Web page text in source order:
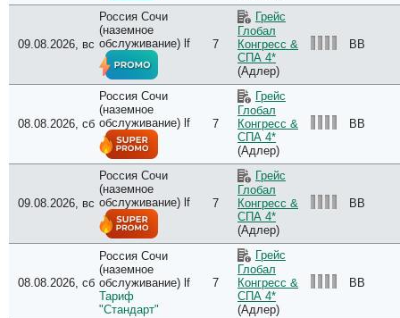
09.08.2026, вс
Россия Сочи
(наземное
обслуживание) lf
7
Грейс
Глобал
Конгресс &
СПА 4*
(Адлер)
BB
08.08.2026, сб
Россия Сочи
(наземное
обслуживание) lf
7
Грейс
Глобал
Конгресс &
СПА 4*
(Адлер)
BB
09.08.2026, вс
Россия Сочи
(наземное
обслуживание) lf
7
Грейс
Глобал
Конгресс &
СПА 4*
(Адлер)
BB
08.08.2026, сб
Россия Сочи
(наземное
обслуживание) lf
Тариф
"Стандарт"
7
Грейс
Глобал
Конгресс &
СПА 4*
(Адлер)
BB